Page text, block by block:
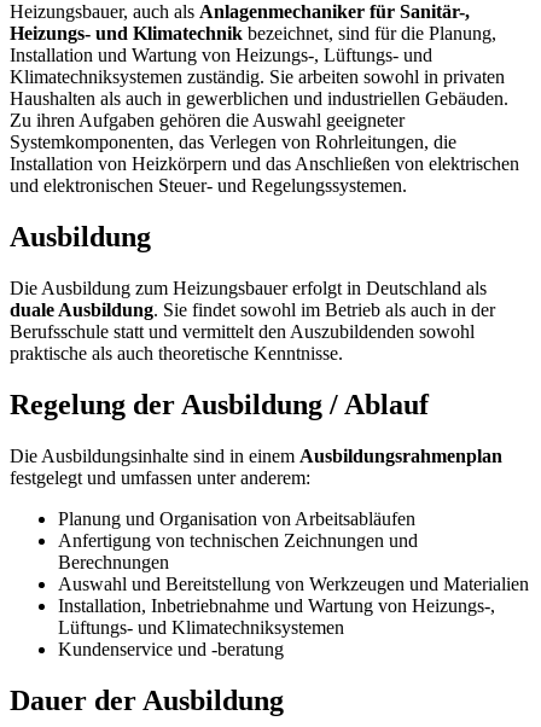
Heizungsbauer, auch als Anlagenmechaniker für Sanitär-,
Heizungs- und Klimatechnik bezeichnet, sind für die Planung,
Installation und Wartung von Heizungs-, Lüftungs- und
Klimatechniksystemen zuständig. Sie arbeiten sowohl in privaten
Haushalten als auch in gewerblichen und industriellen Gebäuden.
Zu ihren Aufgaben gehören die Auswahl geeigneter
Systemkomponenten, das Verlegen von Rohrleitungen, die
Installation von Heizkörpern und das Anschließen von elektrischen
und elektronischen Steuer- und Regelungssystemen.
Ausbildung
Die Ausbildung zum Heizungsbauer erfolgt in Deutschland als
duale Ausbildung. Sie findet sowohl im Betrieb als auch in der
Berufsschule statt und vermittelt den Auszubildenden sowohl
praktische als auch theoretische Kenntnisse.
Regelung der Ausbildung / Ablauf
Die Ausbildungsinhalte sind in einem Ausbildungsrahmenplan
festgelegt und umfassen unter anderem:
Planung und Organisation von Arbeitsabläufen
Anfertigung von technischen Zeichnungen und
Berechnungen
Auswahl und Bereitstellung von Werkzeugen und Materialien
Installation, Inbetriebnahme und Wartung von Heizungs-,
Lüftungs- und Klimatechniksystemen
Kundenservice und -beratung
Dauer der Ausbildung